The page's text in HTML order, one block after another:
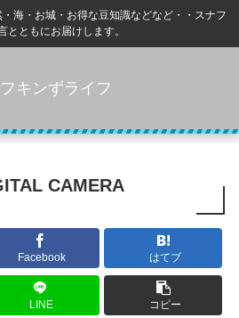
海・お城・お得な豆知識などなど・・スナフ
とともにお届けします。
キンずライフ
CAMERA
Facebook はてブ
LINE コピー